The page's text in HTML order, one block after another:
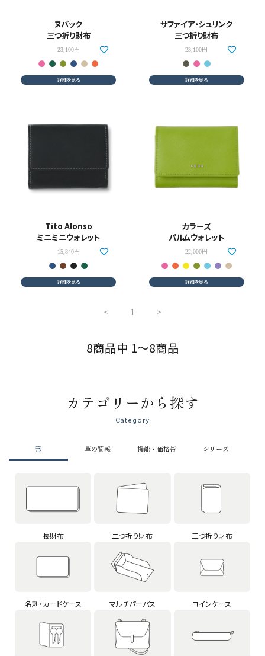
ヌバック
三つ折り財布
23,100円
詳細を見る
サファイア・シュリンク
三つ折り財布
23,100円
詳細を見る
Tito Alonso
ミニミニウォレット
15,840円
詳細を見る
カラーズ
パルムウォレット
22,000円
詳細を見る
< 1 >
8商品中 1～8商品
カテゴリーから探す
Category
形 革の質感 機能・価格帯 シリーズ
長財布 二つ折り財布 三つ折り財布
名刺・カードケース マルチパーパス コインケース